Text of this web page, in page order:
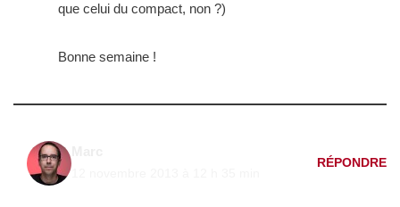
que celui du compact, non ?)
Bonne semaine !
RÉPONDRE